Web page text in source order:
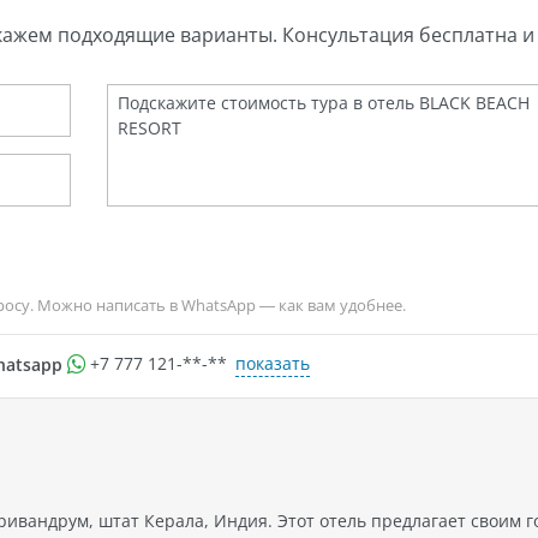
подходящие варианты. Консультация бесплатна и
Можно написать в WhatsApp — как вам удобнее.
+7 777 121-**-** показать
штат Керала, Индия. Этот отель предлагает своим
широкий выбор
и континентальной кухни.
предлагается обслуживание
с восхитительными